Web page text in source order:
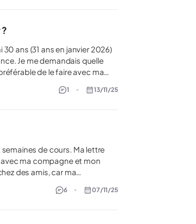
1 13/11/25
ma compagne et mon
de se reposer (ça permettrait
6 07/11/25